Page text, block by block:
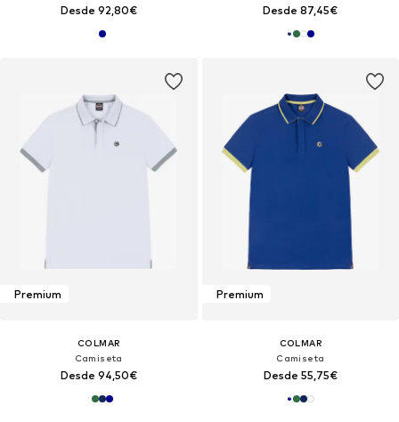
Desde 92,80€ Desde 87,45€
Premium
COLMAR
Camiseta
Desde 94,50€
Premium
COLMAR
Camiseta
Desde 55,75€